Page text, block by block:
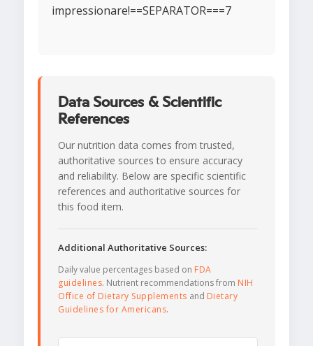
impressionare!==SEPARATOR===7
Data Sources & Scientific
References
Our nutrition data comes from trusted,
authoritative sources to ensure accuracy
and reliability. Below are specific scientific
references and authoritative sources for
this food item.
Additional Authoritative Sources:
Daily value percentages based on FDA
guidelines. Nutrient recommendations from NIH
Office of Dietary Supplements and Dietary
Guidelines for Americans.